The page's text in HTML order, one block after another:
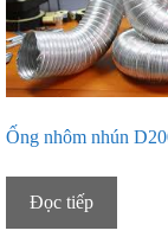
Ống nhôm nhún
Đọc tiếp